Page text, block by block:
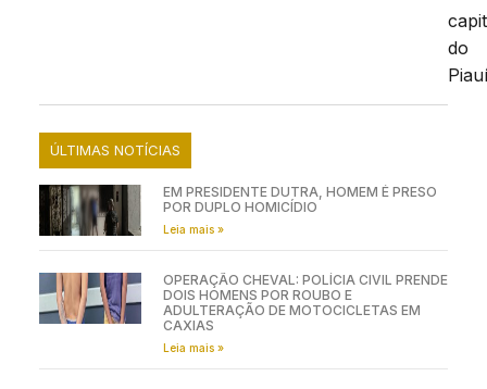
do
ÚLTIMAS NOTÍCIAS
EM PRESIDENTE DUTRA, HOMEM É PRESO
POR DUPLO HOMICÍDIO
Leia mais »
OPERAÇÃO CHEVAL: POLÍCIA CIVIL PRENDE
DOIS HOMENS POR ROUBO E
ADULTERAÇÃO DE MOTOCICLETAS EM
CAXIAS
Leia mais »